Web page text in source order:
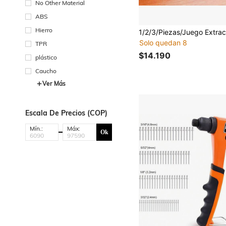
No Other Material
ABS
Hierro
TPR
plástico
Caucho
Ver Más
Escala De Precios (COP)
Mín.: Máx: Ok
Solo quedan 8
#10 Más vendidos
Solo quedan 8
#10 Más vendidos
Solo quedan 8
#10 Más vendidos
$14.190